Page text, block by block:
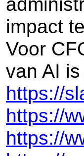
impact
Voor
van AI
https://
https://
https://